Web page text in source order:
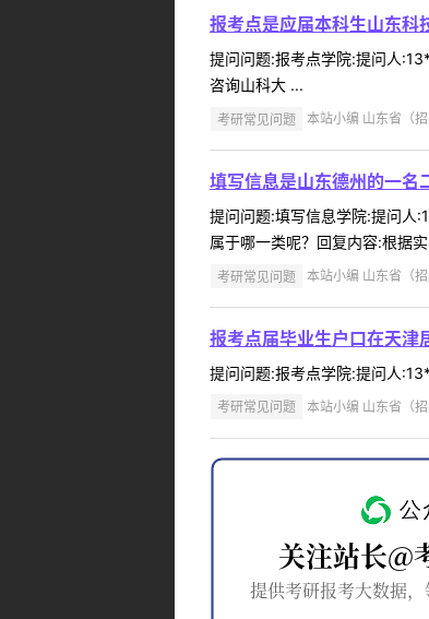
报考点是应届本科生山东科
提问问题:报考点学院:提问人
咨询山科大 ...
考研常见问题 本站小编 山东省（
填写信息是山东德州的一
提问问题:填写信息学院:提问人
属于哪一类呢？回复内容:根据
考研常见问题 本站小编 山东省（
报考点届毕业生户口在天津
提问问题:报考点学院:提问人
考研常见问题 本站小编 山东省（